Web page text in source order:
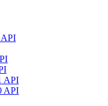
API
API
API